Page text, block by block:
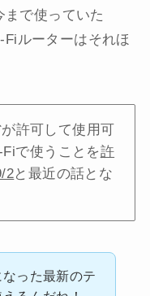
で使っていた
ルーターはそれほ
許可して使用可
で使うことを許
2と最近の話とな
った最新のテ